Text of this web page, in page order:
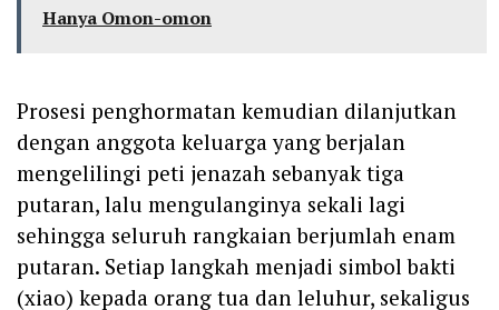
Hanya Omon-omon
Prosesi penghormatan kemudian dilanjutkan
dengan anggota keluarga yang berjalan
mengelilingi peti jenazah sebanyak tiga
putaran, lalu mengulanginya sekali lagi
sehingga seluruh rangkaian berjumlah enam
putaran. Setiap langkah menjadi simbol bakti
(xiao) kepada orang tua dan leluhur, sekaligus